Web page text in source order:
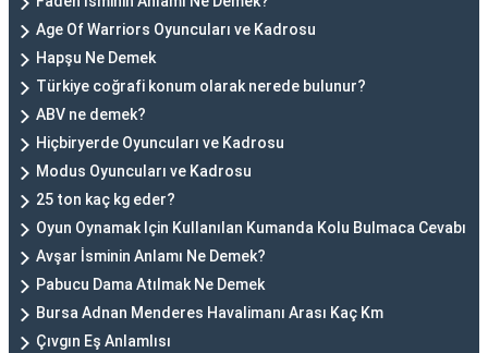
Age Of Warriors Oyuncuları ve Kadrosu
Hapşu Ne Demek
Türkiye coğrafi konum olarak nerede bulunur?
ABV ne demek?
Hiçbiryerde Oyuncuları ve Kadrosu
Modus Oyuncuları ve Kadrosu
25 ton kaç kg eder?
Oyun Oynamak Için Kullanılan Kumanda Kolu Bulmaca Cevabı
Avşar İsminin Anlamı Ne Demek?
Pabucu Dama Atılmak Ne Demek
Bursa Adnan Menderes Havalimanı Arası Kaç Km
Çıvgın Eş Anlamlısı